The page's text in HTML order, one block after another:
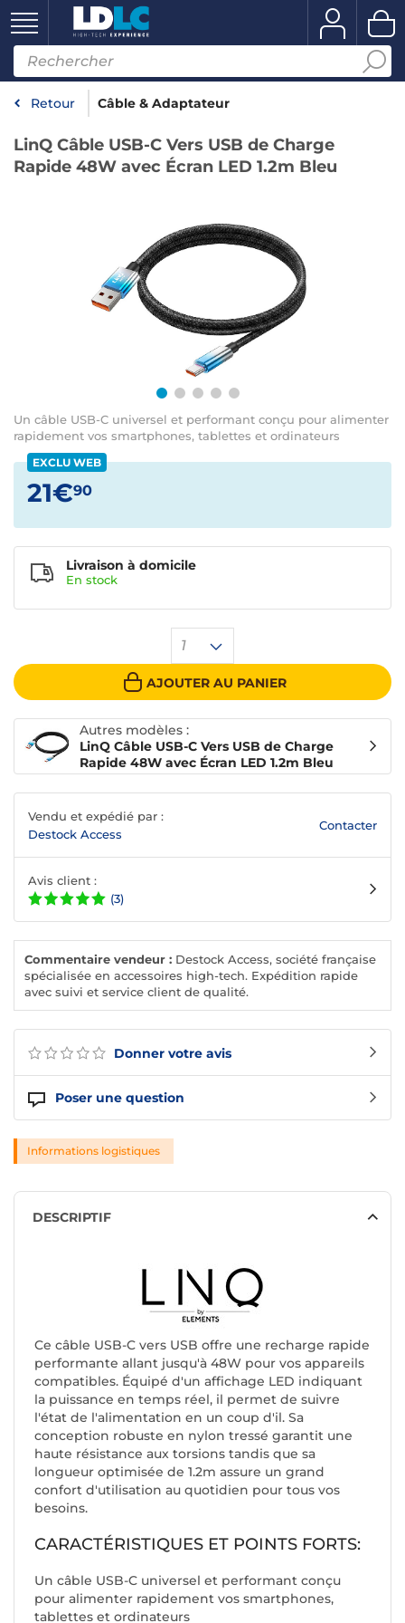
Retour Câble & Adaptateur
LinQ Câble USB-C Vers USB de Charge
Rapide 48W avec Écran LED 1.2m Bleu
Un câble USB-C universel et performant conçu pour alimenter
rapidement vos smartphones, tablettes et ordinateurs
Donner votre avis
Poser une question
EXCLU WEB
21€90
1
AJOUTER AU PANIER
Livraison à domicile
En stock
Autres modèles :
LinQ Câble USB-C Vers USB de Charge
Rapide 48W avec Écran LED 1.2m Bleu
Vendu et expédié par :
Destock Access
Contacter
Avis client :
(3)
Commentaire vendeur : Destock Access, société française
spécialisée en accessoires high-tech. Expédition rapide
avec suivi et service client de qualité.
Informations logistiques
DESCRIPTIF
Ce câble USB-C vers USB offre une recharge rapide
performante allant jusqu'à 48W pour vos appareils
compatibles. Équipé d'un affichage LED indiquant
la puissance en temps réel, il permet de suivre
l'état de l'alimentation en un coup d'il. Sa
conception robuste en nylon tressé garantit une
haute résistance aux torsions tandis que sa
longueur optimisée de 1.2m assure un grand
confort d'utilisation au quotidien pour tous vos
besoins.
CARACTÉRISTIQUES ET POINTS FORTS:
Un câble USB-C universel et performant conçu
pour alimenter rapidement vos smartphones,
tablettes et ordinateurs